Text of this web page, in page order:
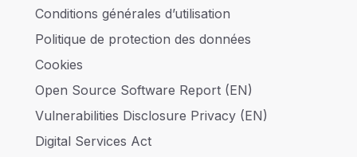
Conditions générales d’utilisation
Politique de protection des données
Cookies
Open Source Software Report (EN)
Vulnerabilities Disclosure Privacy (EN)
Digital Services Act